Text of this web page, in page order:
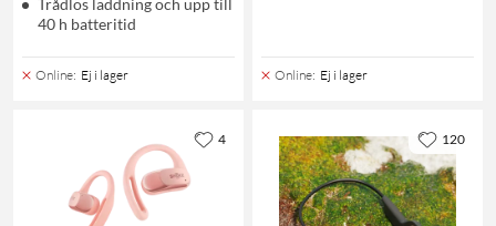
Trådlös laddning och upp till
40 h batteritid
Online: Ej i lager Online: Ej i lager
4 120